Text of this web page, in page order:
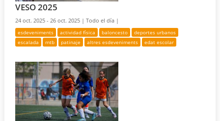
VESO 2025
24 oct. 2025 - 26 oct. 2025 |Todo el día |
esdeveniments actividad física baloncesto
deportes urbanos
escalada
mtb patinaje altres esdeveniments edat escolar